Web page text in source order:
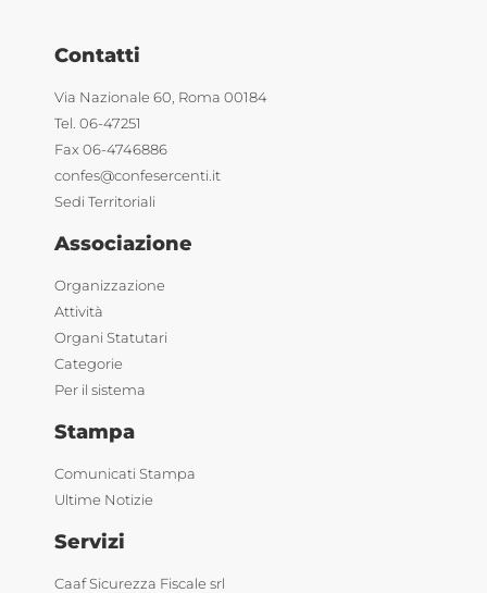
Contatti
Via Nazionale 60, Roma 00184
Tel. 06-47251
Fax 06-4746886
confes@confesercenti.it
Sedi Territoriali
Associazione
Organizzazione
Attività
Organi Statutari
Categorie
Per il sistema
Stampa
Comunicati Stampa
Ultime Notizie
Servizi
Caaf Sicurezza Fiscale srl